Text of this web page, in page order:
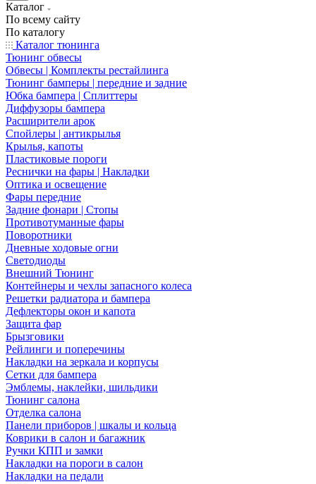
Каталог
По всему сайту
По каталогу
Каталог тюнинга
Тюнинг обвесы
Обвесы | Комплекты рестайлинга
Тюнинг бамперы | передние и задние
Юбка бампера | Сплиттеры
Диффузоры бампера
Расширители арок
Спойлеры | антикрылья
Крылья, капоты
Пластиковые пороги
Реснички на фары | Накладки
Оптика и освещение
Фары передние
Задние фонари | Стопы
Противотуманные фары
Поворотники
Дневные ходовые огни
Светодиоды
Внешний Тюнинг
Контейнеры и чехлы запасного колеса
Решетки радиатора и бампера
Дефлекторы окон и капота
Защита фар
Брызговики
Рейлинги и поперечины
Накладки на зеркала и корпусы
Сетки для бампера
Эмблемы, наклейки, шильдики
Тюнинг салона
Отделка салона
Панели приборов | шкалы и кольца
Коврики в салон и багажник
Ручки КПП и замки
Накладки на пороги в салон
Накладки на педали